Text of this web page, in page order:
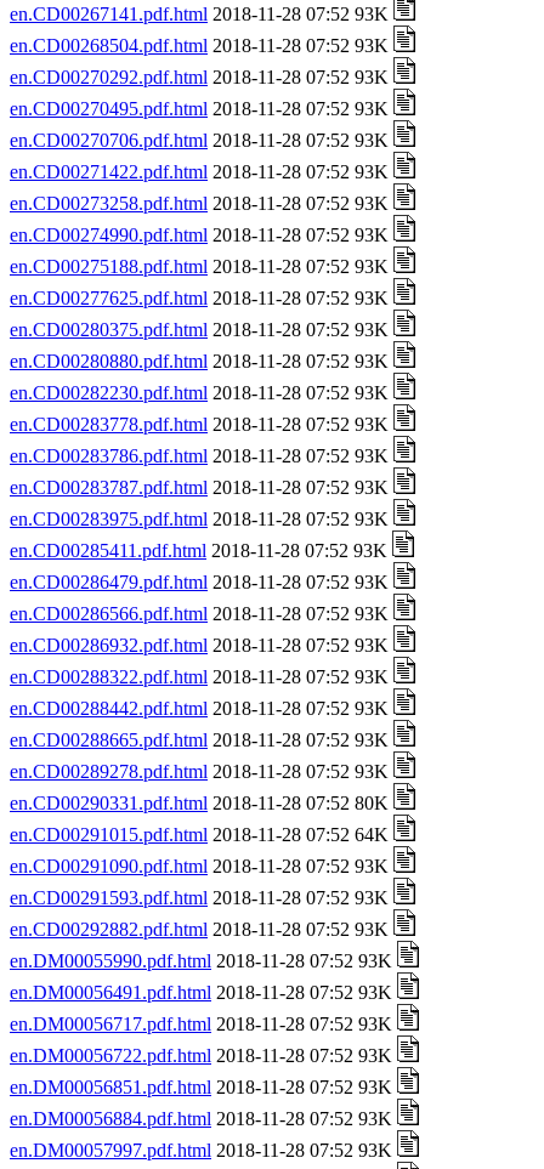
en.CD00267141.pdf.html 2018-11-28 07:52 93K
en.CD00268504.pdf.html 2018-11-28 07:52 93K
en.CD00270292.pdf.html 2018-11-28 07:52 93K
en.CD00270495.pdf.html 2018-11-28 07:52 93K
en.CD00270706.pdf.html 2018-11-28 07:52 93K
en.CD00271422.pdf.html 2018-11-28 07:52 93K
en.CD00273258.pdf.html 2018-11-28 07:52 93K
en.CD00274990.pdf.html 2018-11-28 07:52 93K
en.CD00275188.pdf.html 2018-11-28 07:52 93K
en.CD00277625.pdf.html 2018-11-28 07:52 93K
en.CD00280375.pdf.html 2018-11-28 07:52 93K
en.CD00280880.pdf.html 2018-11-28 07:52 93K
en.CD00282230.pdf.html 2018-11-28 07:52 93K
en.CD00283778.pdf.html 2018-11-28 07:52 93K
en.CD00283786.pdf.html 2018-11-28 07:52 93K
en.CD00283787.pdf.html 2018-11-28 07:52 93K
en.CD00283975.pdf.html 2018-11-28 07:52 93K
en.CD00285411.pdf.html 2018-11-28 07:52 93K
en.CD00286479.pdf.html 2018-11-28 07:52 93K
en.CD00286566.pdf.html 2018-11-28 07:52 93K
en.CD00286932.pdf.html 2018-11-28 07:52 93K
en.CD00288322.pdf.html 2018-11-28 07:52 93K
en.CD00288442.pdf.html 2018-11-28 07:52 93K
en.CD00288665.pdf.html 2018-11-28 07:52 93K
en.CD00289278.pdf.html 2018-11-28 07:52 93K
en.CD00290331.pdf.html 2018-11-28 07:52 80K
en.CD00291015.pdf.html 2018-11-28 07:52 64K
en.CD00291090.pdf.html 2018-11-28 07:52 93K
en.CD00291593.pdf.html 2018-11-28 07:52 93K
en.CD00292882.pdf.html 2018-11-28 07:52 93K
en.DM00055990.pdf.html 2018-11-28 07:52 93K
en.DM00056491.pdf.html 2018-11-28 07:52 93K
en.DM00056717.pdf.html 2018-11-28 07:52 93K
en.DM00056722.pdf.html 2018-11-28 07:52 93K
en.DM00056851.pdf.html 2018-11-28 07:52 93K
en.DM00056884.pdf.html 2018-11-28 07:52 93K
en.DM00057997.pdf.html 2018-11-28 07:52 93K